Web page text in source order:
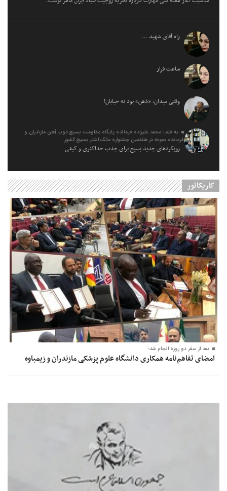
راه آقای شهید …
ساعت قرار
وقتی میدان، «ذهن» بود نه خیابان!
به قلم ؛ محمد علیزاده فرمانده پایگاه مقاومت بسیج ذوب آهن مازندران و
فرمانده نمونه در هفتمین جشنواره مالک اشتر بسیج کشور
رویکردهای جدید بسیج برای جذب حداکثری و کیفی
کاریکاتور
بعد از سفر دو روزه انجام شد؛
امضای تفاهم‌نامه همکاری دانشگاه علوم پزشکی مازندران و زیمباوه